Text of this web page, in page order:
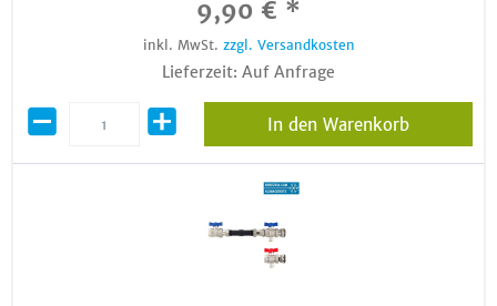
9,90 € *
inkl. MwSt. zzgl. Versandkosten
Lieferzeit: Auf Anfrage
In den Warenkorb